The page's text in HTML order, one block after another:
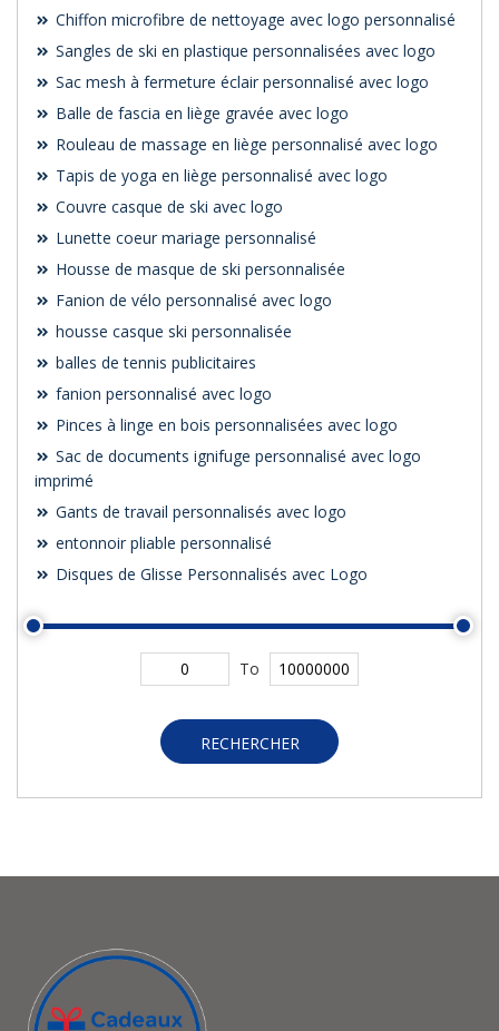
Chiffon microfibre de nettoyage avec logo personnalisé
Sangles de ski en plastique personnalisées avec logo
Sac mesh à fermeture éclair personnalisé avec logo
Balle de fascia en liège gravée avec logo
Rouleau de massage en liège personnalisé avec logo
Tapis de yoga en liège personnalisé avec logo
Couvre casque de ski avec logo
Lunette coeur mariage personnalisé
Housse de masque de ski personnalisée
Fanion de vélo personnalisé avec logo
housse casque ski personnalisée
balles de tennis publicitaires
fanion personnalisé avec logo
Pinces à linge en bois personnalisées avec logo
Sac de documents ignifuge personnalisé avec logo
imprimé
Gants de travail personnalisés avec logo
entonnoir pliable personnalisé
Disques de Glisse Personnalisés avec Logo
To
RECHERCHER